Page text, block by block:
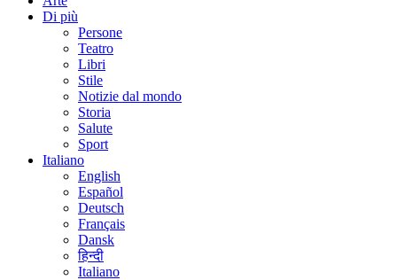
Di più
Persone
Teatro
Libri
Stile
Notizie dal mondo
Storia
Salute
Sport
Italiano
English
Español
Deutsch
Français
Dansk
हिन्दी
Italiano